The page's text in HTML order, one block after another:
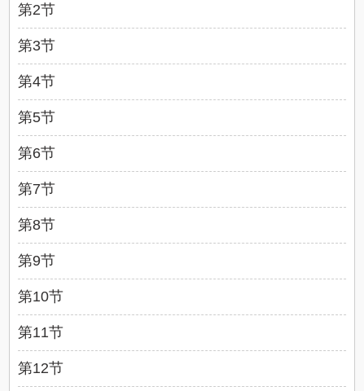
第2节
第3节
第4节
第5节
第6节
第7节
第8节
第9节
第10节
第11节
第12节